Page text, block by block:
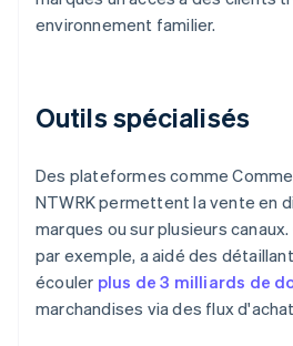
environnement familier.
Outils spécialisés
Des plateformes comme
NTWRK permettent la vente en
marques ou sur plusieurs
par exemple, a aidé des
écouler plus de 3 milliards de
marchandises via des flux